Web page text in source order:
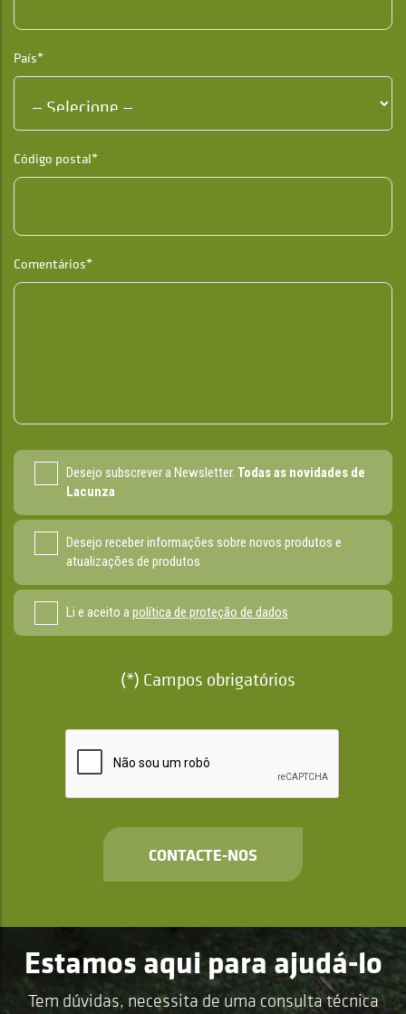
País*
Código postal*
Comentários*
Desejo subscrever a Newsletter. Todas as novidades de
Lacunza
Desejo receber informações sobre novos produtos e
atualizações de produtos
Li e aceito apolítica de proteção de dados
(*) Campos obrigatórios
CONTACTE-NOS
Estamos aqui para ajudá-lo
Tem dúvidas, necessita de uma consulta técnica